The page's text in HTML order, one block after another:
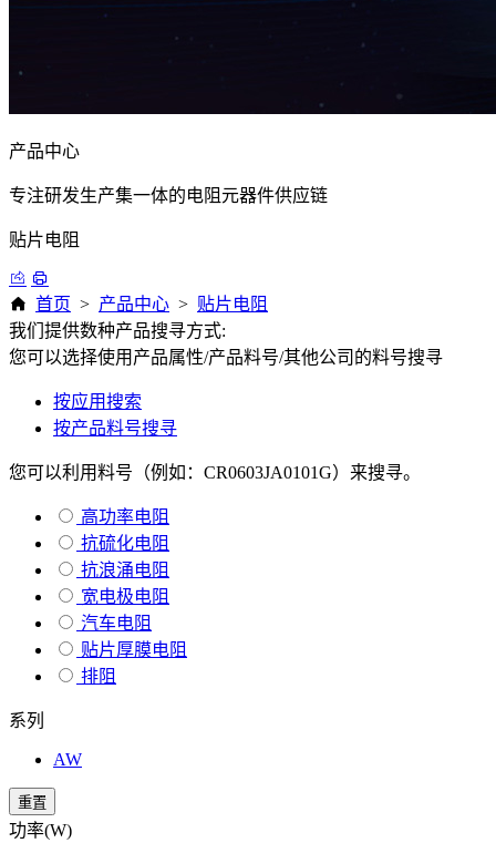
产品中心
专注研发生产集一体的电阻元器件供应链
贴片电阻
首页 > 产品中心 > 贴片电阻
我们提供数种产品搜寻方式:
您可以选择使用产品属性/产品料号/其他公司的料号搜寻
按应用搜索
按产品料号搜寻
您可以利用料号（例如：CR0603JA0101G）来搜寻。
高功率电阻
抗硫化电阻
抗浪涌电阻
宽电极电阻
汽车电阻
贴片厚膜电阻
排阻
系列
AW
重置
功率(W)